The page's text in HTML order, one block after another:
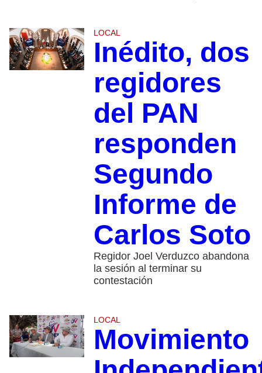
LOCAL
Inédito, dos
regidores
del PAN
responden
Segundo
Informe de
Carlos Soto
Regidor Joel Verduzco abandona
la sesión al terminar su
contestación
LOCAL
Movimiento